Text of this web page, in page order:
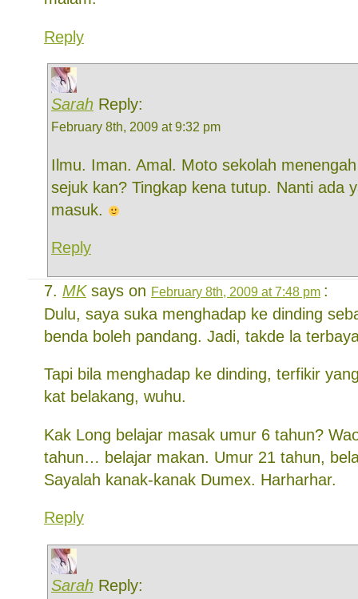
Reply
Sarah Reply:
February 8th, 2009 at 9:32 pm
Ilmu. Iman. Amal. Moto sekolah
sejuk kan? Tingkap kena tutup. Nanti ada
masuk.
Reply
MKsays on February 8th, 2009 at 7:48 pm :
Dulu, saya suka menghadap ke dinding
benda boleh pandang. Jadi, takde la
Tapi bila menghadap ke dinding, terfikir
kat belakang, wuhu.
Kak Long belajar masak umur 6 tahun?
tahun… belajar makan. Umur 21 tahun,
Sayalah kanak-kanak Dumex. Harharhar.
Reply
Sarah Reply: